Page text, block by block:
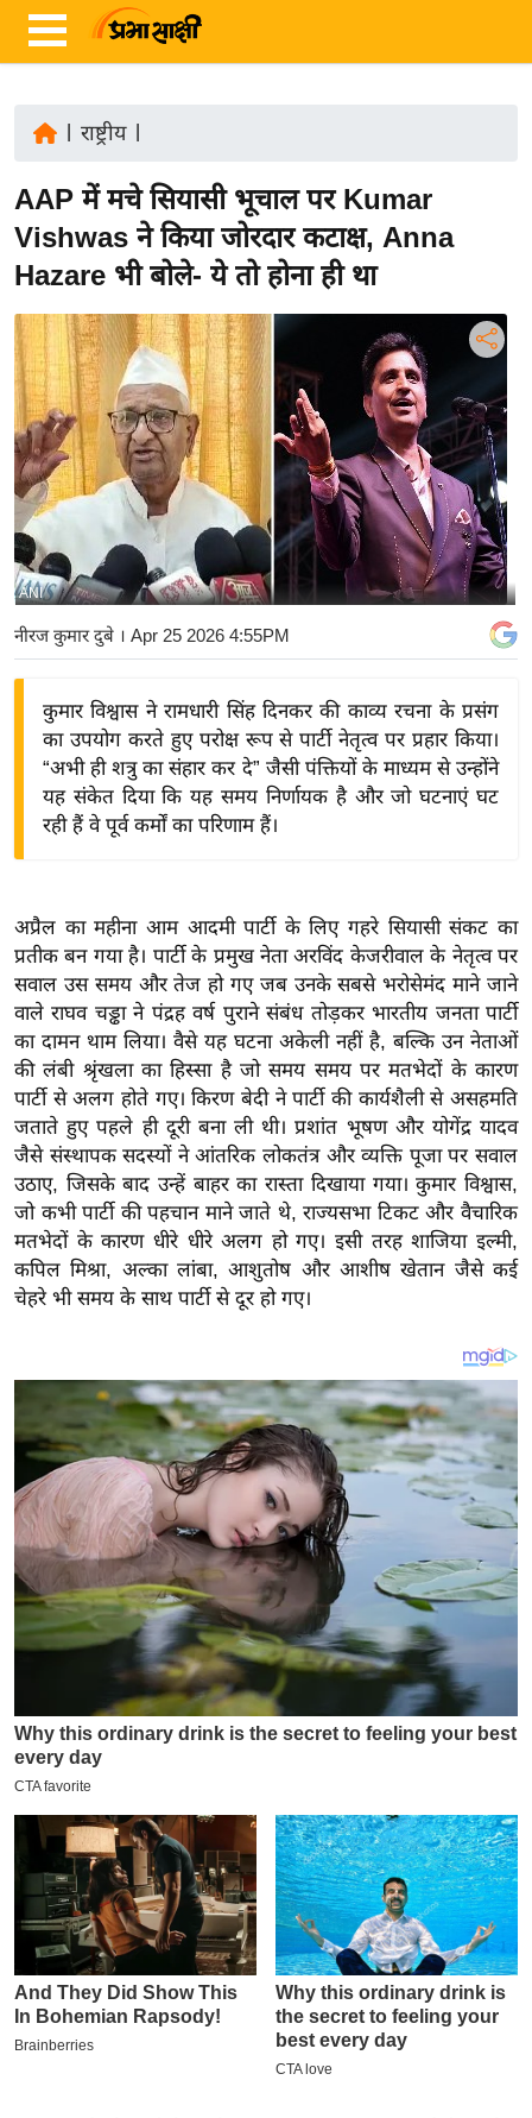
ज़ा
ख
ब
र
ष्ट्री
य
अं
त
र्रा
ष्ट्री
य
बि
ज़
ने
द्यो
वि
शे
ष
ज्ञ
रा
य
ब
ज
ट
खे
ल
क्रि
के
I
L
2
0
2
6
क्रा
इ
म
-
पे
प
र
मि
सा
ल
बे
मि
सा
राष्ट्रीय|
AAP में मचे सियासी भूचाल पर Kumar
Vishwas ने किया जोरदार कटाक्ष, Anna
Hazare भी बोले- ये तो होना ही था
ANI
नीरज कुमार दुबे । Apr 25 2026 4:55PM
कुमार विश्वास ने रामधारी सिंह दिनकर की काव्य रचना के प्रसंग
का उपयोग करते हुए परोक्ष रूप से पार्टी नेतृत्व पर प्रहार किया।
“अभी ही शत्रु का संहार कर दे” जैसी पंक्तियों के माध्यम से उन्होंने
यह संकेत दिया कि यह समय निर्णायक है और जो घटनाएं घट
रही हैं वे पूर्व कर्मों का परिणाम हैं।
अप्रैल का महीना आम आदमी पार्टी के लिए गहरे सियासी संकट का
प्रतीक बन गया है। पार्टी के प्रमुख नेता अरविंद केजरीवाल के नेतृत्व पर
सवाल उस समय और तेज हो गए जब उनके सबसे भरोसेमंद माने जाने
वाले राघव चड्ढा ने पंद्रह वर्ष पुराने संबंध तोड़कर भारतीय जनता पार्टी
का दामन थाम लिया। वैसे यह घटना अकेली नहीं है, बल्कि उन नेताओं
की लंबी श्रृंखला का हिस्सा है जो समय समय पर मतभेदों के कारण
पार्टी से अलग होते गए। किरण बेदी ने पार्टी की कार्यशैली से असहमति
जताते हुए पहले ही दूरी बना ली थी। प्रशांत भूषण और योगेंद्र यादव
जैसे संस्थापक सदस्यों ने आंतरिक लोकतंत्र और व्यक्ति पूजा पर सवाल
उठाए, जिसके बाद उन्हें बाहर का रास्ता दिखाया गया। कुमार विश्वास,
जो कभी पार्टी की पहचान माने जाते थे, राज्यसभा टिकट और वैचारिक
मतभेदों के कारण धीरे धीरे अलग हो गए। इसी तरह शाजिया इल्मी,
कपिल मिश्रा, अल्का लांबा, आशुतोष और आशीष खेतान जैसे कई
चेहरे भी समय के साथ पार्टी से दूर हो गए।